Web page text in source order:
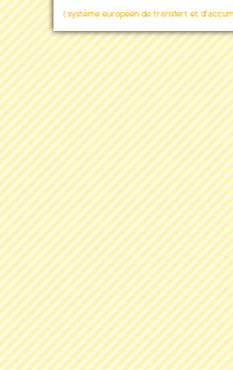
( système européen de transfert et